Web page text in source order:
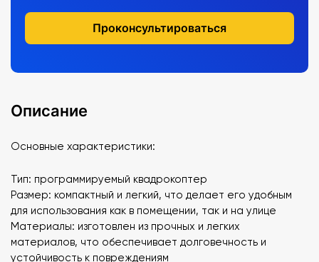
Проконсультироваться
Описание
Основные характеристики:
Тип: программируемый квадрокоптер
Размер: компактный и легкий, что делает его удобным
для использования как в помещении, так и на улице
Материалы: изготовлен из прочных и легких
материалов, что обеспечивает долговечность и
устойчивость к повреждениям